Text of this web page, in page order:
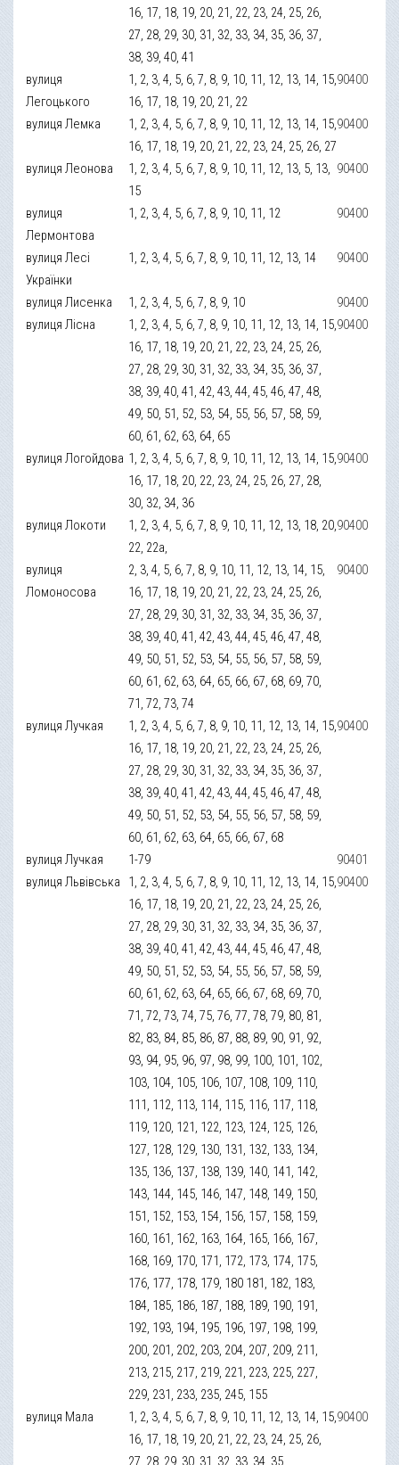
16, 17, 18, 19, 20, 21, 22, 23, 24, 25, 26,
27, 28, 29, 30, 31, 32, 33, 34, 35, 36, 37,
38, 39, 40, 41
вулиця
Легоцького
1, 2, 3, 4, 5, 6, 7, 8, 9, 10, 11, 12, 13, 14, 15,
16, 17, 18, 19, 20, 21, 22
90400
вулиця Лемка
1, 2, 3, 4, 5, 6, 7, 8, 9, 10, 11, 12, 13, 14, 15,
16, 17, 18, 19, 20, 21, 22, 23, 24, 25, 26, 27
90400
вулиця Леонова
1, 2, 3, 4, 5, 6, 7, 8, 9, 10, 11, 12, 13, 5, 13,
15
90400
вулиця
Лермонтова
1, 2, 3, 4, 5, 6, 7, 8, 9, 10, 11, 12 90400
вулиця Лесі
Українки
1, 2, 3, 4, 5, 6, 7, 8, 9, 10, 11, 12, 13, 14 90400
вулиця Лисенка 1, 2, 3, 4, 5, 6, 7, 8, 9, 10
90400
вулиця Лісна
1, 2, 3, 4, 5, 6, 7, 8, 9, 10, 11, 12, 13, 14, 15,
16, 17, 18, 19, 20, 21, 22, 23, 24, 25, 26,
27, 28, 29, 30, 31, 32, 33, 34, 35, 36, 37,
38, 39, 40, 41, 42, 43, 44, 45, 46, 47, 48,
49, 50, 51, 52, 53, 54, 55, 56, 57, 58, 59,
60, 61, 62, 63, 64, 65
90400
вулиця Логойдова 1, 2, 3, 4, 5, 6, 7, 8, 9, 10, 11, 12, 13, 14, 15,
16, 17, 18, 20, 22, 23, 24, 25, 26, 27, 28,
30, 32, 34, 36
90400
вулиця Локоти
1, 2, 3, 4, 5, 6, 7, 8, 9, 10, 11, 12, 13, 18, 20,
22, 22а,
90400
вулиця
Ломоносова
2, 3, 4, 5, 6, 7, 8, 9, 10, 11, 12, 13, 14, 15,
16, 17, 18, 19, 20, 21, 22, 23, 24, 25, 26,
27, 28, 29, 30, 31, 32, 33, 34, 35, 36, 37,
38, 39, 40, 41, 42, 43, 44, 45, 46, 47, 48,
49, 50, 51, 52, 53, 54, 55, 56, 57, 58, 59,
60, 61, 62, 63, 64, 65, 66, 67, 68, 69, 70,
71, 72, 73, 74
90400
вулиця Лучкая
1, 2, 3, 4, 5, 6, 7, 8, 9, 10, 11, 12, 13, 14, 15,
16, 17, 18, 19, 20, 21, 22, 23, 24, 25, 26,
27, 28, 29, 30, 31, 32, 33, 34, 35, 36, 37,
38, 39, 40, 41, 42, 43, 44, 45, 46, 47, 48,
49, 50, 51, 52, 53, 54, 55, 56, 57, 58, 59,
60, 61, 62, 63, 64, 65, 66, 67, 68
90400
вулиця Лучкая 1-79
90401
вулиця Львівська
1, 2, 3, 4, 5, 6, 7, 8, 9, 10, 11, 12, 13, 14, 15,
16, 17, 18, 19, 20, 21, 22, 23, 24, 25, 26,
27, 28, 29, 30, 31, 32, 33, 34, 35, 36, 37,
38, 39, 40, 41, 42, 43, 44, 45, 46, 47, 48,
49, 50, 51, 52, 53, 54, 55, 56, 57, 58, 59,
60, 61, 62, 63, 64, 65, 66, 67, 68, 69, 70,
71, 72, 73, 74, 75, 76, 77, 78, 79, 80, 81,
82, 83, 84, 85, 86, 87, 88, 89, 90, 91, 92,
93, 94, 95, 96, 97, 98, 99, 100, 101, 102,
103, 104, 105, 106, 107, 108, 109, 110,
111, 112, 113, 114, 115, 116, 117, 118,
119, 120, 121, 122, 123, 124, 125, 126,
127, 128, 129, 130, 131, 132, 133, 134,
135, 136, 137, 138, 139, 140, 141, 142,
143, 144, 145, 146, 147, 148, 149, 150,
151, 152, 153, 154, 156, 157, 158, 159,
160, 161, 162, 163, 164, 165, 166, 167,
168, 169, 170, 171, 172, 173, 174, 175,
176, 177, 178, 179, 180 181, 182, 183,
184, 185, 186, 187, 188, 189, 190, 191,
192, 193, 194, 195, 196, 197, 198, 199,
200, 201, 202, 203, 204, 207, 209, 211,
213, 215, 217, 219, 221, 223, 225, 227,
229, 231, 233, 235, 245, 155
90400
вулиця Мала
1, 2, 3, 4, 5, 6, 7, 8, 9, 10, 11, 12, 13, 14, 15,
16, 17, 18, 19, 20, 21, 22, 23, 24, 25, 26,
27, 28, 29, 30, 31, 32, 33, 34, 35
90400